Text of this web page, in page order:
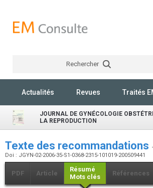
Rechercher
Actualités Revues Traités
JOURNAL DE GYNÉCOLOGIE
LA REPRODUCTION
Texte des recommandations
Doi : JGYN-02-2006-35-S1-0368-2315-101019-200509441
PDF Article
Résumé
Mots clés
Références